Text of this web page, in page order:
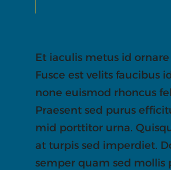
Et iaculis metus id
Fusce est velits faucibus
none euismod rhoncus
Praesent sed purus
mid porttitor urna.
at turpis sed imperdiet.
semper quam sed mollis